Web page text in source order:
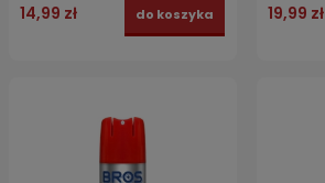
14,99 zł do koszyka 19,99 zł